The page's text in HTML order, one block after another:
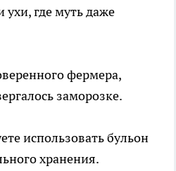
где муть даже
фермера,
заморозке.
использовать бульон
хранения.